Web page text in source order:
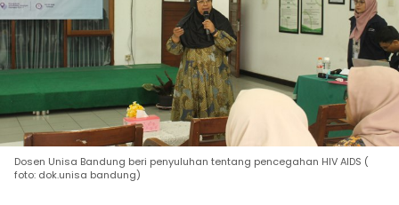
Dosen Unisa Bandung beri penyuluhan tentang pencegahan HIV AIDS (
foto: dok.unisa bandung)